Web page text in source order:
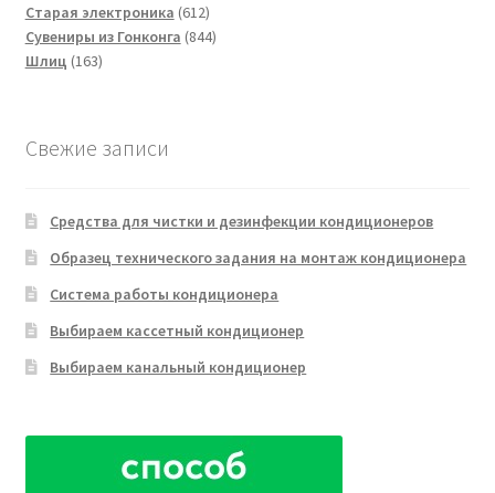
товара
Старая электроника 612612
товаров
Сувениры из Гонконга 844844
Шлиц 163163
Свежие записи
Средства для чистки и дезинфекции кондиционеров
Образец технического задания на монтаж кондиционера
Система работы кондиционера
Выбираем кассетный кондиционер
Выбираем канальный кондиционер